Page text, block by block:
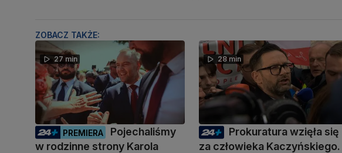
ZOBACZ TAKŻE:
27 min
PREMIERA
Pojechaliśmy
w rodzinne strony Karola
28 min
Prokuratura wzięła się
za człowieka Kaczyńskiego.